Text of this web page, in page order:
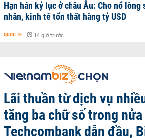
Hạn hán kỷ lục ở châu Âu: Cho nổ
nhân, kinh tế tổn thất hàng tỷ USD
QUỐC TẾ - 14 giờ trước
Lãi thuần từ dịch vụ
tăng ba chữ số trong
Techcombank dẫn đầu,